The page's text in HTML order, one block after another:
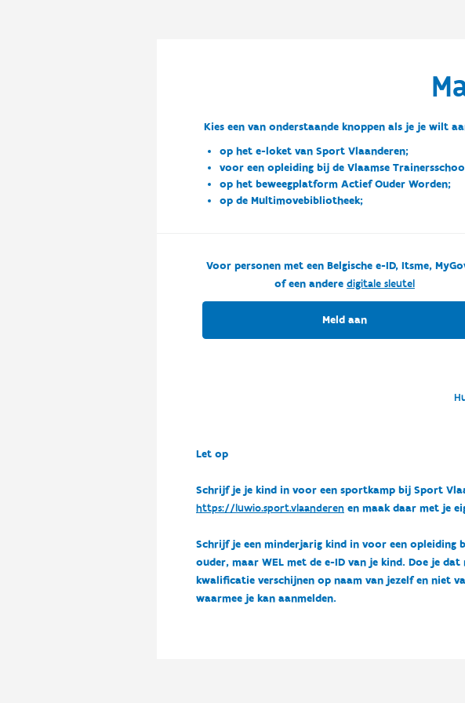
Kies een van onderstaande knoppen als je je wilt
op het e-loket van Sport Vlaanderen;
voor een opleiding bij de Vlaamse
op het beweegplatform Actief Ouder Worden;
op de Multimovebibliotheek;
Voor personen met een Belgische e-ID, Itsme,
of een andere digitale sleutel
Meld aan
Let op
Schrijf je je kind in voor een sportkamp bij Sport
https://luwio.sport.vlaanderenen maak daar met je
Schrijf je een minderjarig kind in voor een opleiding
ouder, maar WEL met de e-ID van je kind. Doe je
kwalificatie verschijnen op naam van jezelf en niet
waarmee je kan aanmelden.